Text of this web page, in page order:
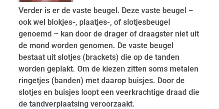
Verder is er de vaste beugel. Deze vaste beugel –
ook wel blokjes-, plaatjes-, of slotjesbeugel
genoemd – kan door de drager of draagster niet uit
de mond worden genomen. De vaste beugel
bestaat uit slotjes (brackets) die op de tanden
worden geplakt. Om de kiezen zitten soms metalen
ringetjes (banden) met daarop buisjes. Door de
slotjes en buisjes loopt een veerkrachtige draad die
de tandverplaatsing veroorzaakt.